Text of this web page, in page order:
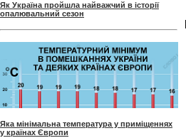
Як Україна пройшла найважчий в історії
опалювальний сезон
Яка мінімальна температура у приміщеннях
у країнах Європи